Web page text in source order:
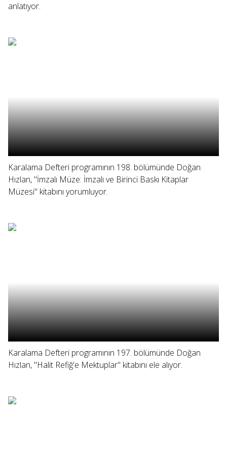
anlatıyor.
Karalama Defteri programının 198. bölümünde Doğan
Hızlan, "İmzalı Müze: İmzalı ve Birinci Baskı Kitaplar
Müzesi" kitabını yorumluyor.
Karalama Defteri programının 197. bölümünde Doğan
Hızlan, "Halit Refiğ'e Mektuplar" kitabını ele alıyor.